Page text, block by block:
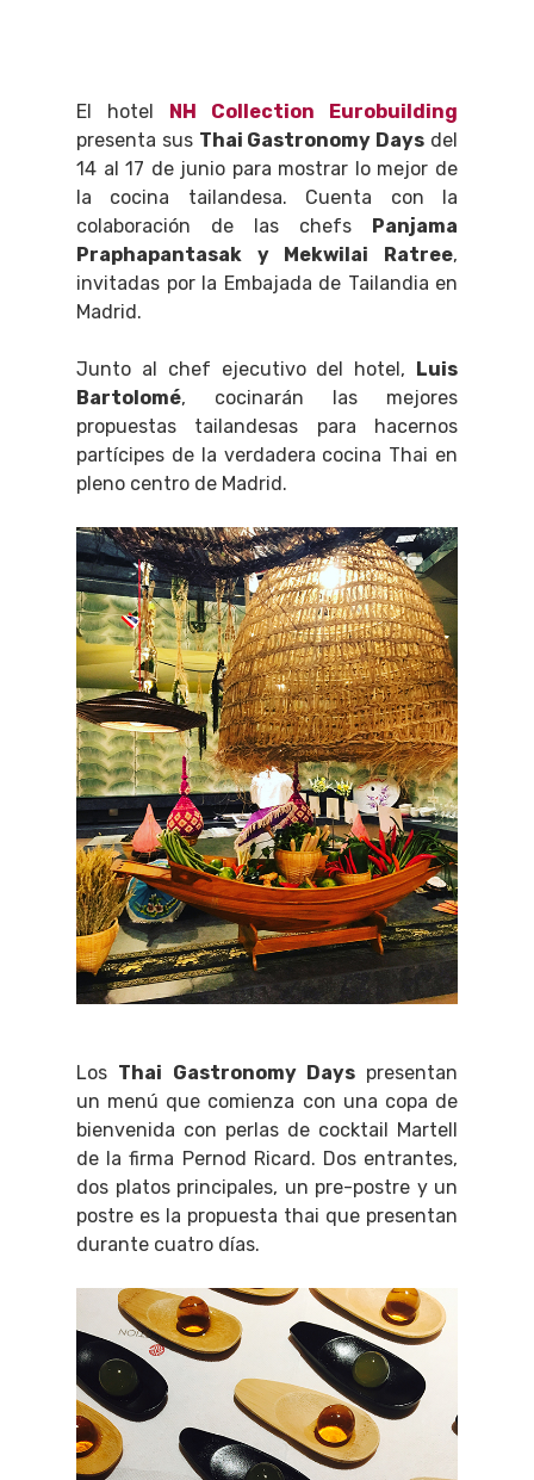
El hotel NH Collection Eurobuilding
presenta sus Thai Gastronomy Days del
14 al 17 de junio para mostrar lo mejor de
la cocina tailandesa. Cuenta con la
colaboración de las chefs Panjama
Praphapantasak y Mekwilai Ratree,
invitadas por la Embajada de Tailandia en
Madrid.
Junto al chef ejecutivo del hotel, Luis
Bartolomé, cocinarán las mejores
propuestas tailandesas para hacernos
partícipes de la verdadera cocina Thai en
pleno centro de Madrid.
Los Thai Gastronomy Dayspresentan
un menú que comienza con una copa de
bienvenida con perlas de cocktail Martell
de la firma Pernod Ricard. Dos entrantes,
dos platos principales, un pre-postre y un
postre es la propuesta thai que presentan
durante cuatro días.